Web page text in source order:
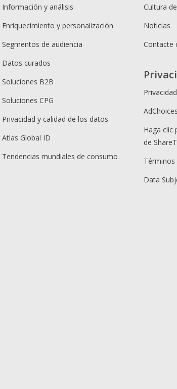
Información y análisis
Enriquecimiento y personalización
Segmentos de audiencia
Datos curados
Soluciones B2B
Soluciones CPG
Privacidad y calidad de los datos
Atlas Global ID
Tendencias mundiales de consumo
Cultura
Noticias
Contacte
Privacidad
Haga clic
de
Data